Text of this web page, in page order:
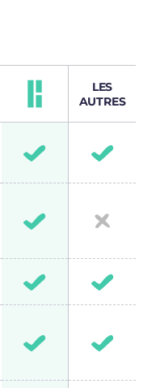
LES
AUTRES